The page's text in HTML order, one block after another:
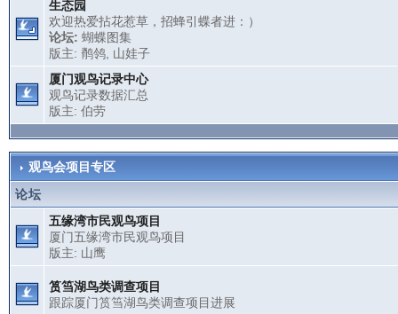
生态园
欢迎热爱拈花惹草，招蜂引蝶者进：）
论坛: 蝴蝶图集
版主: 鹡鸰, 山娃子
厦门观鸟记录中心
观鸟记录数据汇总
版主: 伯劳
观鸟会项目专区
论坛
五缘湾市民观鸟项目
厦门五缘湾市民观鸟项目
版主: 山鹰
筼筜湖鸟类调查项目
跟踪厦门筼筜湖鸟类调查项目进展